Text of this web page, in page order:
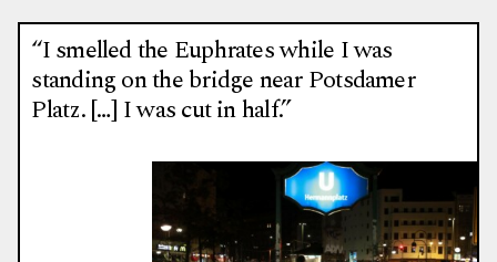
“I smelled the Euphrates while I was
standing on the bridge near Potsdamer
Platz. […] I was cut in half.”